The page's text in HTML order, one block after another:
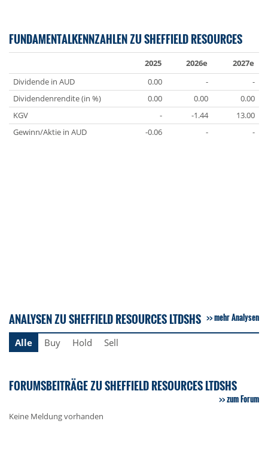
FUNDAMENTALKENNZAHLEN ZU SHEFFIELD RESOURCES
2025 2026e
2027e
Dividende in AUD
0.00 -
-
Dividendenrendite (in %)
0.00 0.00
0.00
KGV
- -1.44
13.00
Gewinn/Aktie in AUD
-0.06 - -
ANALYSEN ZU SHEFFIELD RESOURCES LTDSHS mehr Analysen
Alle Buy Hold Sell
FORUMSBEITRÄGE ZU SHEFFIELD RESOURCES LTDSHS
zum Forum
Keine Meldung vorhanden